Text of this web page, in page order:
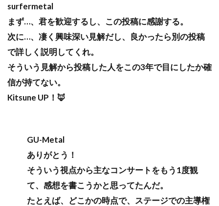
surfermetal
まず…、君を歓迎するし、この投稿に感謝する。
次に…、凄く興味深い見解だし、良かったら別の投稿
で詳しく説明してくれ。
そういう見解から投稿した人をこの3年で目にしたか確
信が持てない。
Kitsune UP！🦊
GU-Metal
ありがとう！
そういう視点から主なコンサートをもう1度観
て、感想を書こうかと思ってたんだ。
たとえば、どこかの時点で、ステージでの主導権